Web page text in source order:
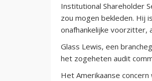
Institutional Shareholder
zou mogen bekleden. Hij
onafhankelijke voorzitter,
Glass Lewis, een
het zogeheten audit
Het Amerikaanse